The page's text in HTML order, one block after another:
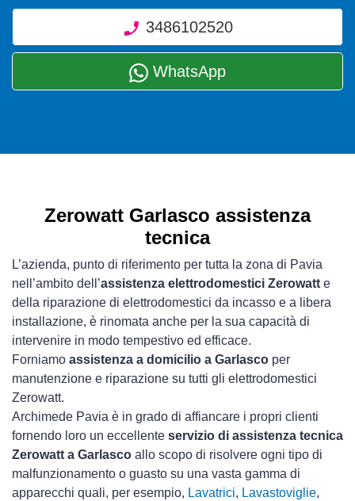
3486102520
WhatsApp
Zerowatt Garlasco assistenza
tecnica
L’azienda, punto di riferimento per tutta la zona di Pavia
nell’ambito dell’assistenza elettrodomestici Zerowatt e
della riparazione di elettrodomestici da incasso e a libera
installazione, è rinomata anche per la sua capacità di
intervenire in modo tempestivo ed efficace.
Forniamo assistenza a domicilio a Garlasco per
manutenzione e riparazione su tutti gli elettrodomestici
Zerowatt.
Archimede Pavia è in grado di affiancare i propri clienti
fornendo loro un eccellente servizio di assistenza tecnica
Zerowatt a Garlasco allo scopo di risolvere ogni tipo di
malfunzionamento o guasto su una vasta gamma di
apparecchi quali, per esempio, Lavatrici, Lavastoviglie,